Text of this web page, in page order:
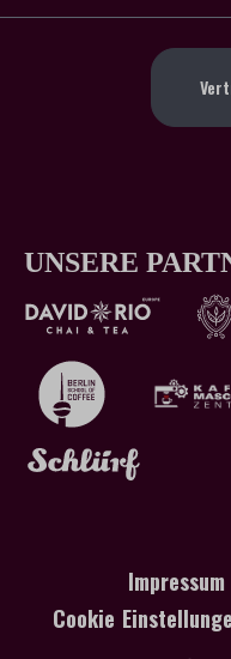
UNSERE
Impressum
Cookie